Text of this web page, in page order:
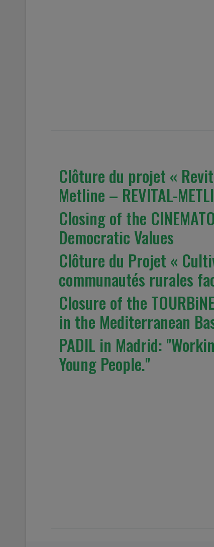
Clôture du projet «
Metline – REVITAL-
Closing of the
Democratic Values
Clôture du Projet «
communautés rurales
Closure of the
in the Mediterranean
PADIL in Madrid:
Young People."